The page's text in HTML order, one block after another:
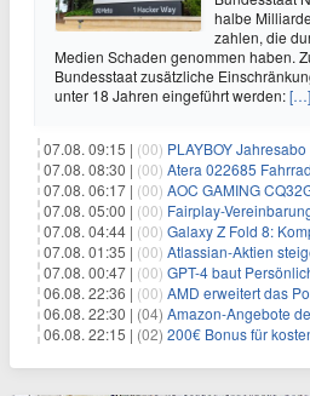
halbe
zahlen, die
Medien Schaden genommen haben.
Bundesstaat zusätzliche
unter 18 Jahren eingeführt werden:[…]
07.08. 09:15 | (00) PLAYBOY Jahresabo (15
07.08. 08:30 | (00) Atera 022685
07.08. 06:17 | (00) AOC GAMING CQ32G4ZA
07.08. 05:00 | (00) Fairplay-Vereinbarung
07.08. 04:44 | (00) Galaxy Z Fold 8:
07.08. 01:35 | (00) Atlassian-Aktien steigen,
07.08. 00:47 | (00) GPT-4 baut
06.08. 22:36 | (00) AMD erweitert das Portfolio
06.08. 22:30 | (04) Amazon-Angebote des
06.08. 22:15 | (02) 200€ Bonus für